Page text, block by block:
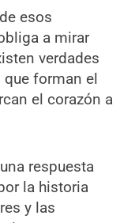
esos
a mirar
verdades
que forman el
el corazón a
respuesta
la historia
y las